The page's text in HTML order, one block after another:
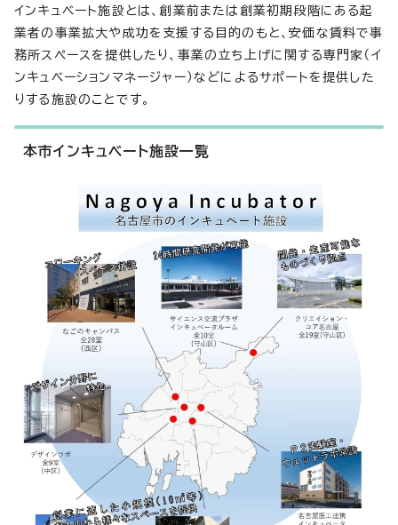
インキュベート施設とは、創業前または創業初期段階にある起
業者の事業拡大や成功を支援する目的のもと、安価な賃料で事
務所スペースを提供したり、事業の立ち上げに関する専門家（イ
ンキュベーションマネージャー）などによるサポートを提供した
りする施設のことです。
本市インキュベート施設一覧